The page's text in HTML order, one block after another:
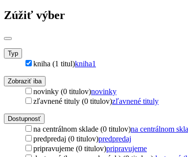
Zúžiť výber
Typ
kniha (1 titul)kniha1
Zobraziť iba
novinky (0 titulov)novinky
zľavnené tituly (0 titulov)zľavnené tituly
Dostupnosť
na centrálnom sklade (0 titulov)na centrálnom
predpredaj (0 titulov)predpredaj
pripravujeme (0 titulov)pripravujeme